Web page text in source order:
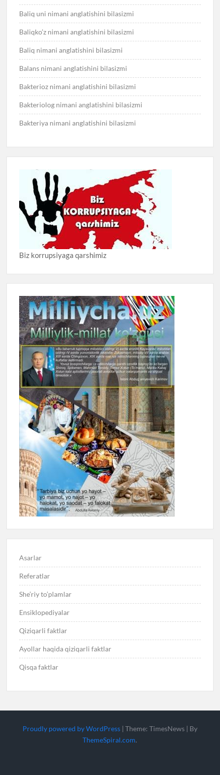
Baliq uni nimani anglatishini bilasizmi
Baliqko’z nimani anglatishini bilasizmi
Baliq nimani anglatishini bilasizmi
Balans nimani anglatishini bilasizmi
Bakterioz nimani anglatishini bilasizmi
Bakteriolog nimani anglatishini bilasizmi
Bakteriya nimani anglatishini bilasizmi
Biz korrupsiyaga qarshimiz
Asarlar
Referatlar
She’riy to’plamlar
Ensiklopediyalar
Qiziqarli faktlar
Ayollar haqida qiziqarli faktlar
Qisqa faktlar
Proudly powered by WordPress | Theme: TimesNews | By
ThemeSpiral.com.